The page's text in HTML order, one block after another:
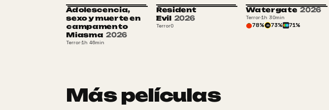
Adolescencia,
sexo y muerte en
campamento
Miasma 2026
Terror·1h 46min
Resident
Evil 2026
Terror0
+16
Watergate 2026
Terror·1h 30min
78% m 73% 71%
Más películas